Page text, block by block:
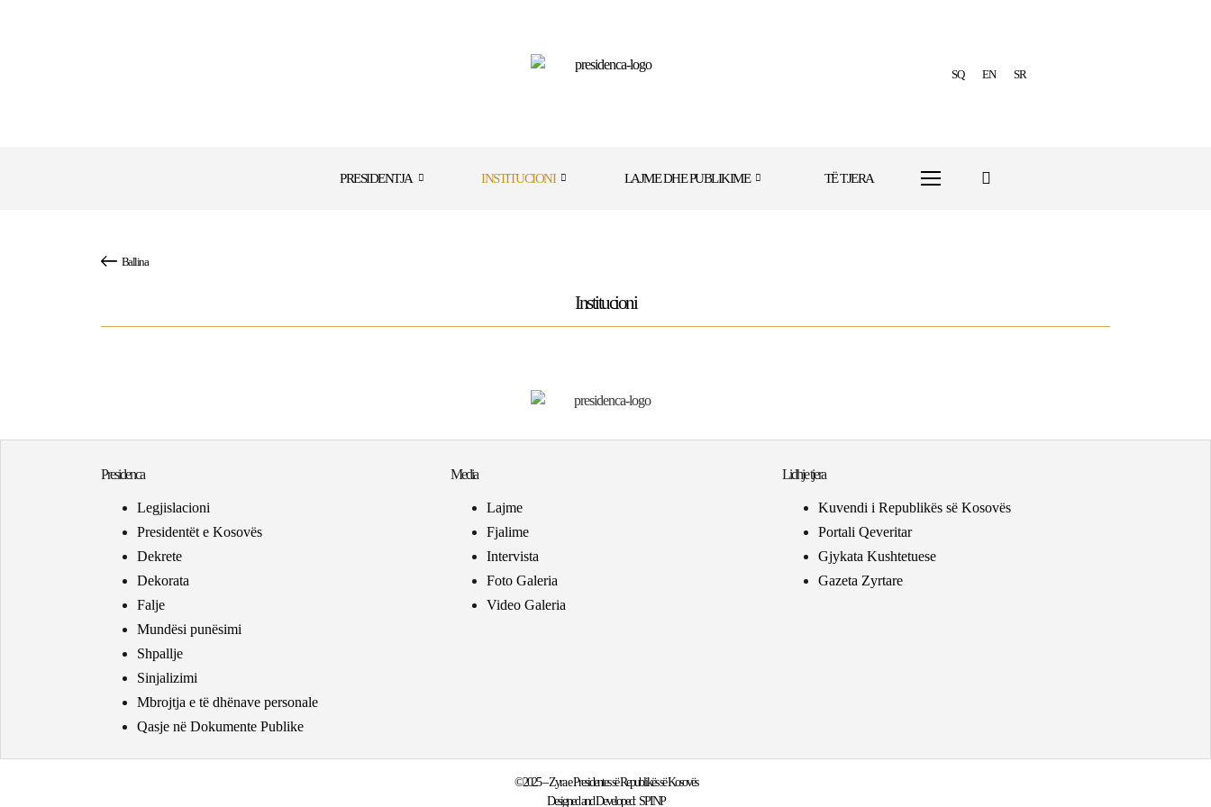
SQ EN SR
PRESIDENTJA INSTITUCIONI LAJME DHE PUBLIKIME TË TJERA
Ballina
Institucioni
Presidenca
Legjislacioni
Presidentët e Kosovës
Dekrete
Dekorata
Falje
Mundësi punësimi
Shpallje
Sinjalizimi
Mbrojtja e të dhënave personale
Qasje në Dokumente Publike
Media
Lajme
Fjalime
Intervista
Foto Galeria
Video Galeria
Lidhje tjera
Kuvendi i Republikës së Kosovës
Portali Qeveritar
Gjykata Kushtetuese
Gazeta Zyrtare
©2025 – Zyra e Presidentes së Republikës së Kosovës
Designed and Developed: SPINP